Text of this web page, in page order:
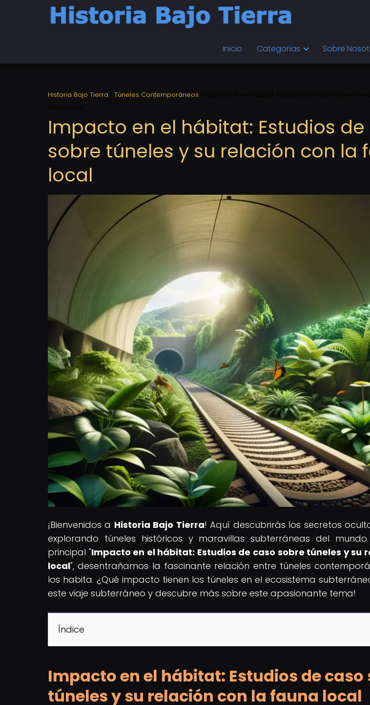
Inicio Categorías Sobre
Historia Bajo Tierra Túneles Contemporáneos
Impacto en el hábitat: Estudios
sobre túneles y su relación con la
local
¡Bienvenidos a Historia Bajo Tierra! Aquí descubrirás los secretos
explorando túneles históricos y maravillas subterráneas del
principal "Impacto en el hábitat: Estudios de caso sobre túneles y su
local", desentrañamos la fascinante relación entre túneles
los habita. ¿Qué impacto tienen los túneles en el ecosistema
este viaje subterráneo y descubre más sobre este apasionante tema!
Índice
Impacto en el hábitat: Estudios de caso
túneles y su relación con la fauna local